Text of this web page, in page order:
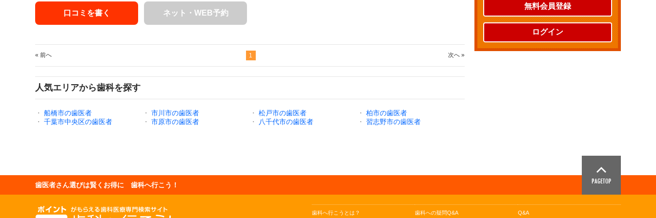
口コミを書く ネット・WEB予約
« 前へ 1 次へ »
人気エリアから歯科を探す
・ 船橋市の歯医者 ・ 市川市の歯医者 ・ 松戸市の歯医者 ・
柏市の歯医者
・
千葉市中央区の歯医者 ・ 市原市の歯医者 ・ 八千代市の歯医者 ・ 習志野市の歯医者
無料会員登録
ログイン
歯医者さん選びは賢くお得に 歯科へ行こう！
歯科へ行こうとは？ 歯科への疑問Q&A Q&A